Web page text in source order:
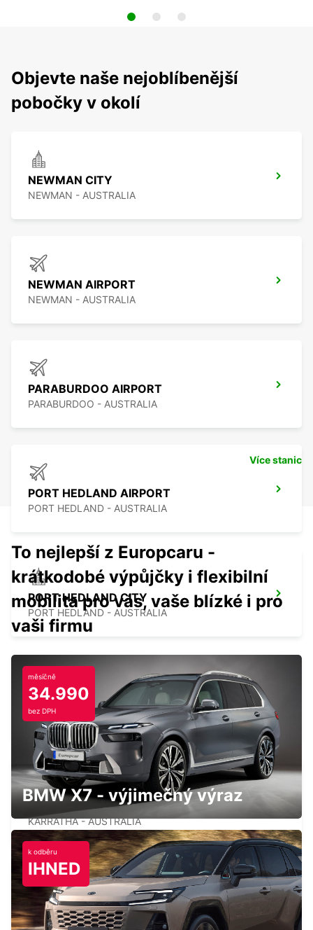
Objevte naše nejoblíbenější
pobočky v okolí
NEWMAN CITY
NEWMAN - AUSTRALIA
NEWMAN AIRPORT
NEWMAN - AUSTRALIA
PARABURDOO AIRPORT
PARABURDOO - AUSTRALIA
PORT HEDLAND AIRPORT
PORT HEDLAND - AUSTRALIA
PORT HEDLAND CITY
PORT HEDLAND - AUSTRALIA
KARRATHA CITY
KARRATHA - AUSTRALIA
KARRATHA AIRPORT
KARRATHA - AUSTRALIA
ONSLOW CITY
ONSLOW - AUSTRALIA
Více stanic
To nejlepší z Europcaru -
krátkodobé výpůjčky i flexibilní
mobilita pro vás, vaše blízké i pro
vaši firmu
měsíčně
34.990
bez DPH
BMW X7 - výjimečný výraz
k odběru
IHNED